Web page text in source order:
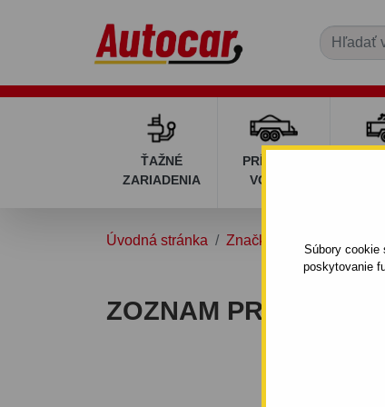
Súbory cookie
poskytovanie
ŤAŽNÉ
ZARIADENIA
PRÍVESNÉ
VOZÍKY
Úvodná stránka Značky
ZOZNAM